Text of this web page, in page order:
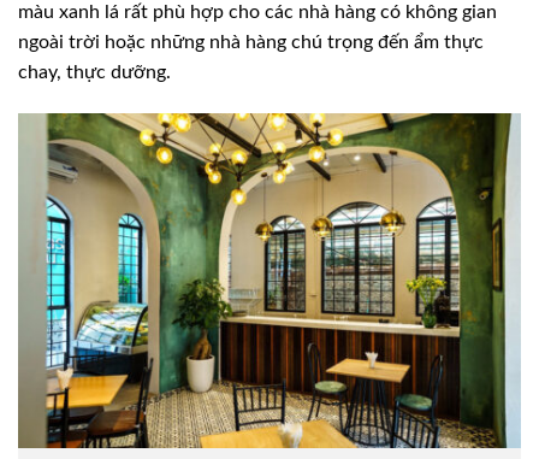
màu xanh lá rất phù hợp cho các nhà hàng có không gian
ngoài trời hoặc những nhà hàng chú trọng đến ẩm thực
chay, thực dưỡng.